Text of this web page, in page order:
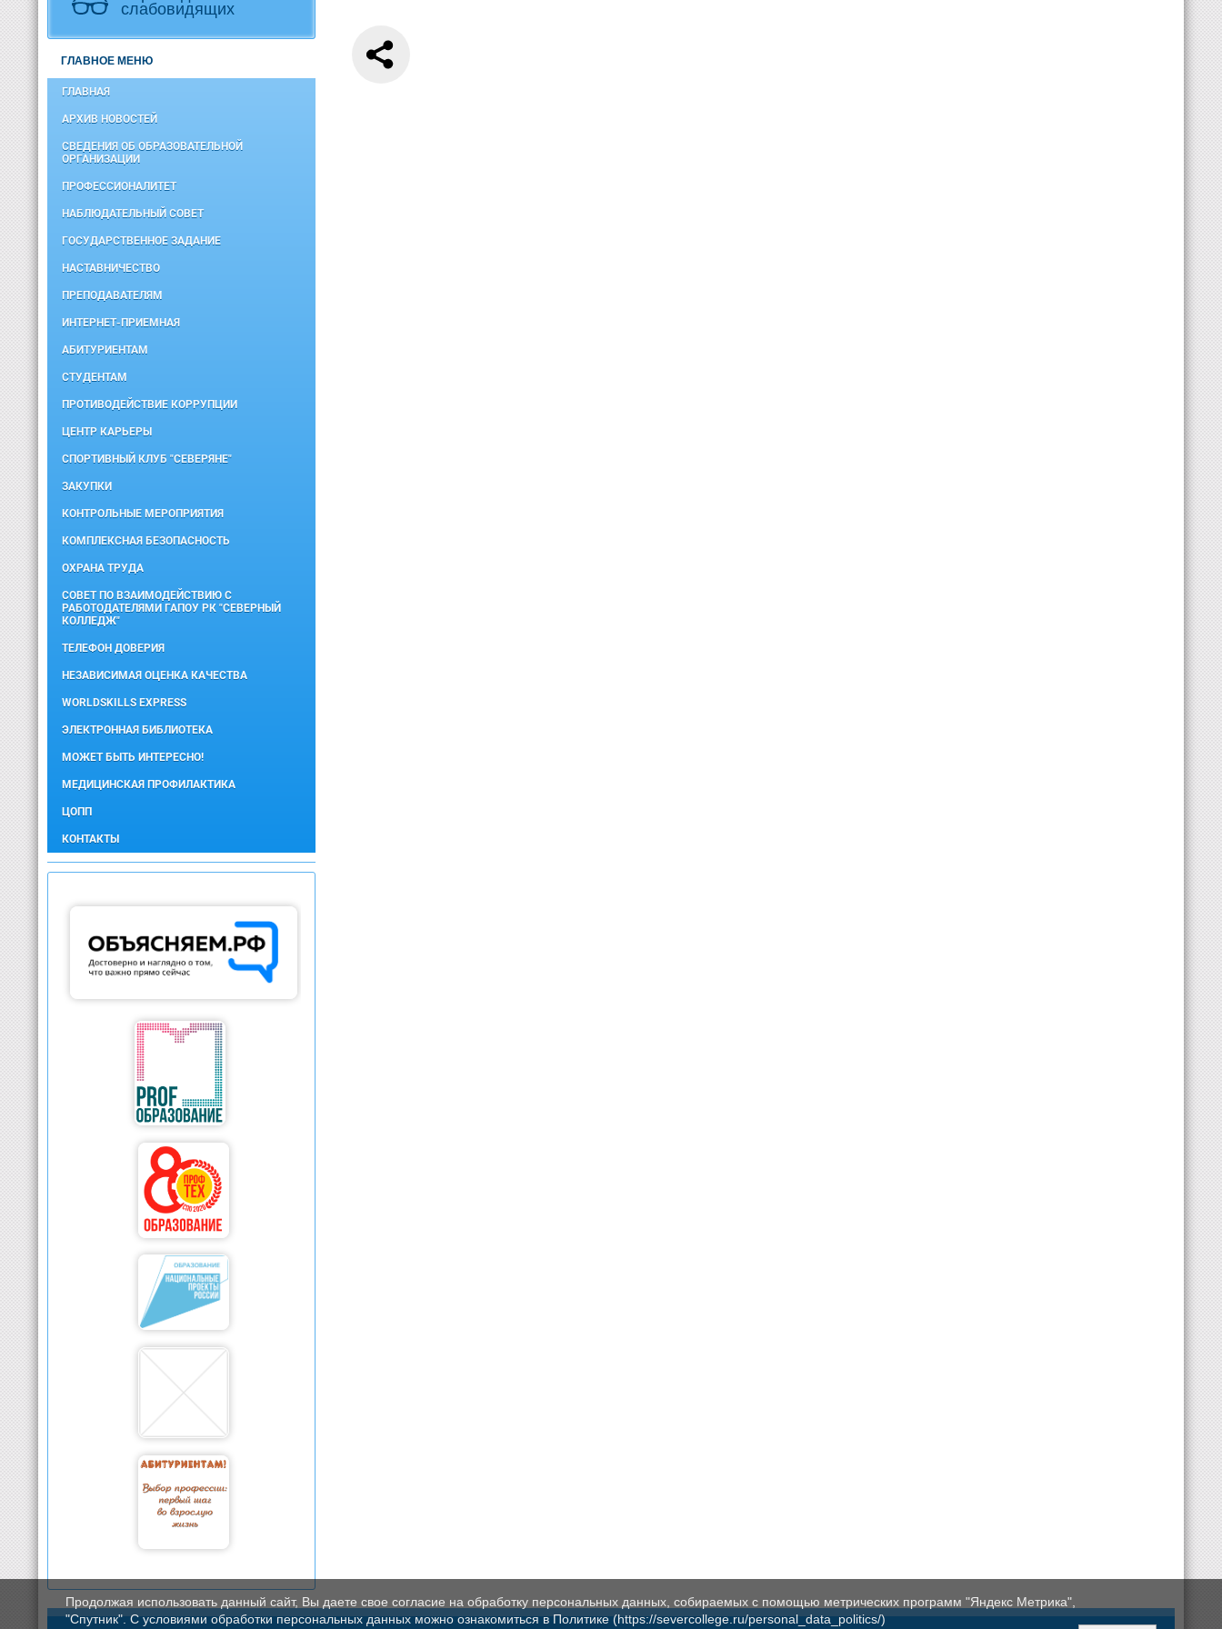
слабовидящих
ГЛАВНОЕ МЕНЮ
ГЛАВНАЯ
АРХИВ НОВОСТЕЙ
СВЕДЕНИЯ ОБ ОБРАЗОВАТЕЛЬНОЙ
ОРГАНИЗАЦИИ
ПРОФЕССИОНАЛИТЕТ
НАБЛЮДАТЕЛЬНЫЙ СОВЕТ
ГОСУДАРСТВЕННОЕ ЗАДАНИЕ
НАСТАВНИЧЕСТВО
ПРЕПОДАВАТЕЛЯМ
ИНТЕРНЕТ-ПРИЕМНАЯ
АБИТУРИЕНТАМ
СТУДЕНТАМ
ПРОТИВОДЕЙСТВИЕ КОРРУПЦИИ
ЦЕНТР КАРЬЕРЫ
СПОРТИВНЫЙ КЛУБ "СЕВЕРЯНЕ"
ЗАКУПКИ
КОНТРОЛЬНЫЕ МЕРОПРИЯТИЯ
КОМПЛЕКСНАЯ БЕЗОПАСНОСТЬ
ОХРАНА ТРУДА
СОВЕТ ПО ВЗАИМОДЕЙСТВИЮ С
РАБОТОДАТЕЛЯМИ ГАПОУ РК "СЕВЕРНЫЙ
КОЛЛЕДЖ"
ТЕЛЕФОН ДОВЕРИЯ
НЕЗАВИСИМАЯ ОЦЕНКА КАЧЕСТВА
WORLDSKILLS EXPRESS
ЭЛЕКТРОННАЯ БИБЛИОТЕКА
МОЖЕТ БЫТЬ ИНТЕРЕСНО!
МЕДИЦИНСКАЯ ПРОФИЛАКТИКА
ЦОПП
КОНТАКТЫ
Продолжая использовать данный сайт, Вы даете свое согласие на обработку персональных данных, собираемых с помощью метрических программ "Яндекс Метрика",
"Спутник". С условиями обработки персональных данных можно ознакомиться в Политике (https://severcollege.ru/personal_data_politics/)